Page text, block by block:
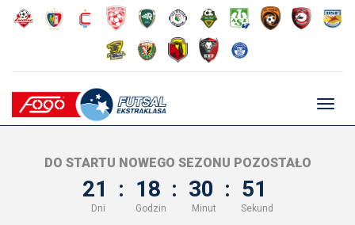
DO STARTU NOWEGO SEZONU POZOSTAŁO
21 : 18 : 30 : 51
Dni Godzin Minut Sekund